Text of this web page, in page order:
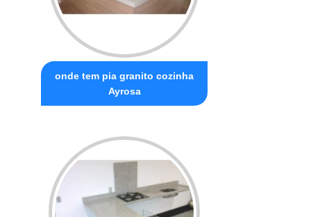
onde tem pia granito cozinha
Ayrosa